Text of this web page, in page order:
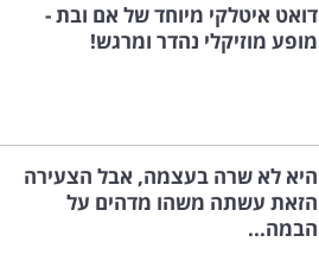
דואט איטלקי מיוחד של אם ובת -
מופע מוזיקלי נהדר ומרגש!
היא לא שרה בעצמה, אבל הצעירה
הזאת עשתה משהו מדהים על
הבמה...